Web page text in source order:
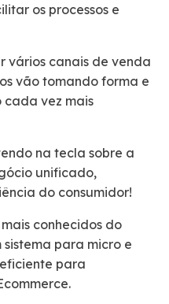
os processos e
vários canais de venda
vão tomando forma e
cada vez mais
na tecla sobre a
unificado,
do consumidor!
conhecidos do
sistema para micro e
para